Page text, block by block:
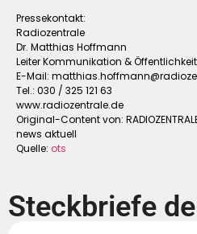
Pressekontakt:
Radiozentrale
Dr. Matthias Hoffmann
Leiter Kommunikation &
E-Mail:
Tel.: 030 / 325 121 63
www.radiozentrale.de
Original-Content von:
news aktuell
Quelle: ots
Steckbriefe